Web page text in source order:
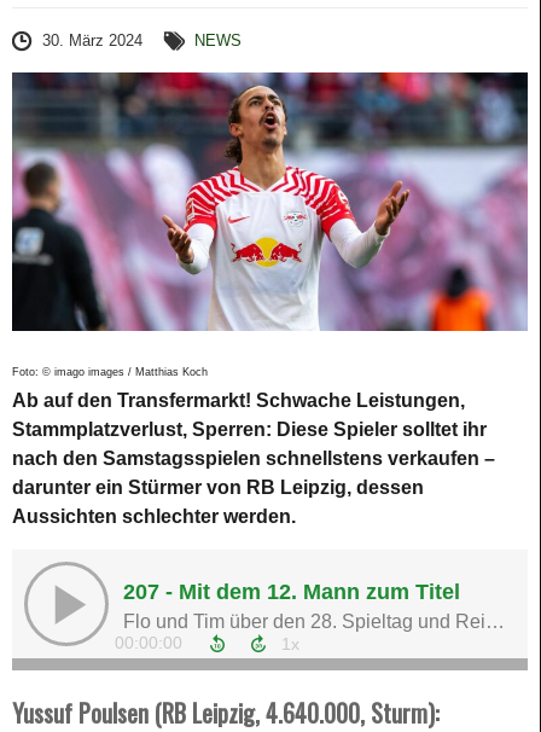
30. März 2024 NEWS
Foto: © imago images / Matthias Koch
Ab auf den Transfermarkt! Schwache Leistungen,
Stammplatzverlust, Sperren: Diese Spieler solltet ihr
nach den Samstagsspielen schnellstens verkaufen –
darunter ein Stürmer von RB Leipzig, dessen
Aussichten schlechter werden.
Yussuf Poulsen (RB Leipzig, 4.640.000, Sturm):